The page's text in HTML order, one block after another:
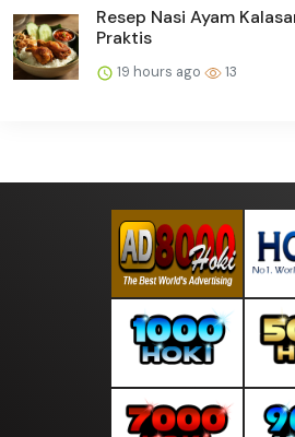
Resep Nasi Ayam
Praktis
19 hours ago 13